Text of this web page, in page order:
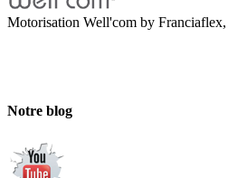
Motorisation Well'com by Franciaflex,
Notre blog